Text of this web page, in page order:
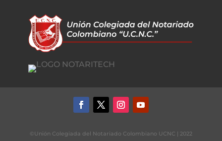
©Unión Colegiada del Notariado Colombiano UCNC | 2022